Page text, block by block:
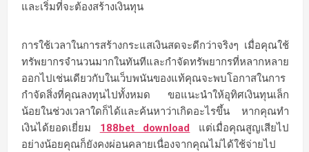
และเริ่มที่จะต้องสร้างเงินทุน
การใช้เวลาในการสร้างกระแสเงินสดจะดีกว่าจริงๆ เมื่อคุณใช้
ทรัพยากรจำนวนมากในทันทีและกำจัดทรัพยากรที่หลากหลาย
ออกไปเช่นเดียวกับในเว็บพนันของแท้คุณจะพบโอกาสในการ
กำจัดสิ่งที่คุณลงทุนไปทั้งหมด ขอแนะนำให้อุทิศเงินทุนเล็ก
น้อยในช่วงเวลาใดก็ได้และค้นหาว่าเกิดอะไรขึ้น หากคุณทำ
เงินได้ยอดเยี่ยม 188bet download แต่เมื่อคุณสูญเสียไป
อย่างน้อยคุณก็ยังคงผ่อนคลายเนื่องจากคุณไม่ได้ใช้จ่ายไป